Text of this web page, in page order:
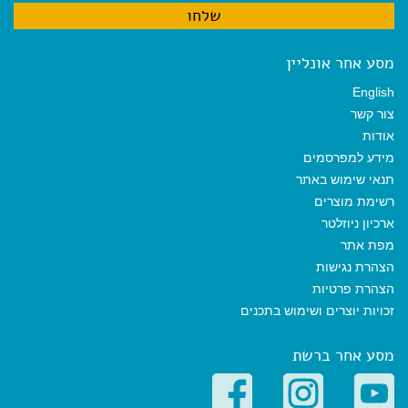
מסע אחר אונליין
English
צור קשר
אודות
מידע למפרסמים
תנאי שימוש באתר
רשימת מוצרים
ארכיון ניוזלטר
מפת אתר
הצהרת נגישות
הצהרת פרטיות
זכויות יוצרים ושימוש בתכנים
מסע אחר ברשת